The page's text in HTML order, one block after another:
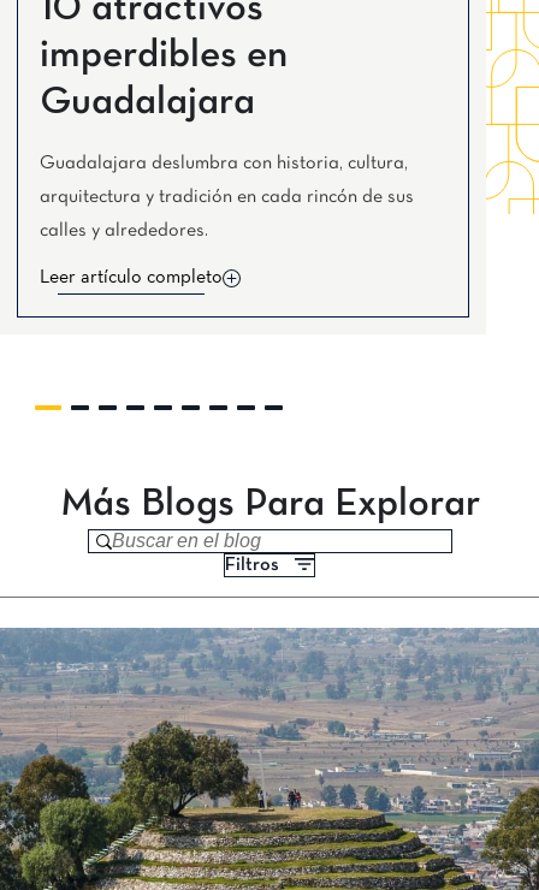
Torreón
Real Inn Torreón
Zacatecas
10 atractivos
imperdibles en
Guadalajara
Guadalajara deslumbra con historia, cultura,
arquitectura y tradición en cada rincón de sus
calles y alrededores.
Leer artículo completo
Más Blogs Para Explorar
Buscar en el blog
Filtros